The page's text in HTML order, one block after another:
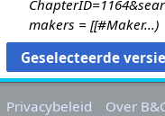
n
g
t
i
n
g
a
t
t
i
n
g
n
v
a
t
i
m
e
n
v
t
s
a
m
e
s
a
i
n
g
s
r
k
i
n
w
e
r
k
i
makers = [[#Maker...
Privacybeleid Over